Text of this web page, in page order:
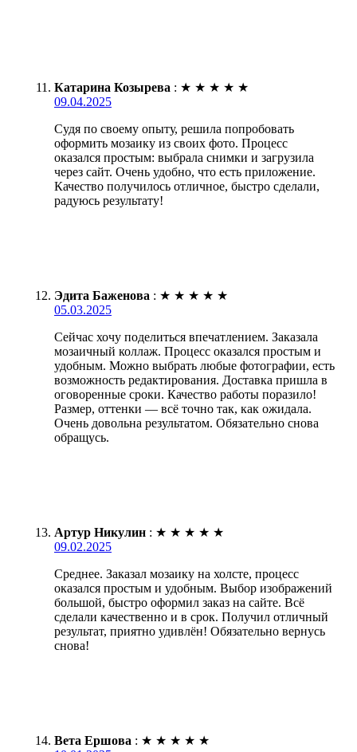
Катарина Козырева : ★ ★ ★ ★ ★
09.04.2025
Судя по своему опыту, решила попробовать
оформить мозаику из своих фото. Процесс
оказался простым: выбрала снимки и загрузила
через сайт. Очень удобно, что есть приложение.
Качество получилось отличное, быстро сделали,
радуюсь результату!
Эдита Баженова : ★ ★ ★ ★ ★
05.03.2025
Сейчас хочу поделиться впечатлением. Заказала
мозаичный коллаж. Процесс оказался простым и
удобным. Можно выбрать любые фотографии, есть
возможность редактирования. Доставка пришла в
оговоренные сроки. Качество работы поразило!
Размер, оттенки — всё точно так, как ожидала.
Очень довольна результатом. Обязательно снова
обращусь.
Артур Никулин : ★ ★ ★ ★ ★
09.02.2025
Среднее. Заказал мозаику на холсте, процесс
оказался простым и удобным. Выбор изображений
большой, быстро оформил заказ на сайте. Всё
сделали качественно и в срок. Получил отличный
результат, приятно удивлён! Обязательно вернусь
снова!
Вета Ершова : ★ ★ ★ ★ ★